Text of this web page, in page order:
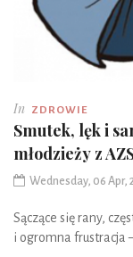
In ZDROWIE
Smutek, lęk i
młodzieży z
Wednesday, 06 Apr,
Sączące się rany,
i ogromna frustracja